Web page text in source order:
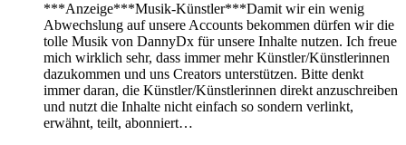
***Anzeige***Musik-Künstler***Damit wir ein wenig
Abwechslung auf unsere Accounts bekommen dürfen wir die
tolle Musik von DannyDx für unsere Inhalte nutzen. Ich freue
mich wirklich sehr, dass immer mehr Künstler/Künstlerinnen
dazukommen und uns Creators unterstützen. Bitte denkt
immer daran, die Künstler/Künstlerinnen direkt anzuschreiben
und nutzt die Inhalte nicht einfach so sondern verlinkt,
erwähnt, teilt, abonniert…